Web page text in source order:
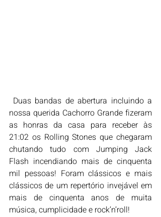
nossa querida Cachorro Grande fizeram
as honras da casa para receber às
21:02 os Rolling Stones que chegaram
chutando tudo com Jumping Jack
Flash incendiando mais de cinquenta
mil pessoas! Foram clássicos e mais
clássicos de um repertório invejável em
mais de cinquenta anos de muita
música, cumplicidade e rock’n’roll!